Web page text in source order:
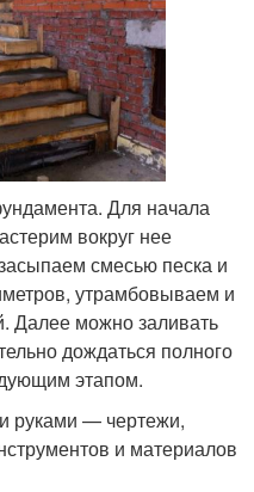
Для начала
вокруг нее
смесью песка и
утрамбовываем и
Далее можно заливать
дождаться полного
этапом.
руками — чертежи,
и материалов